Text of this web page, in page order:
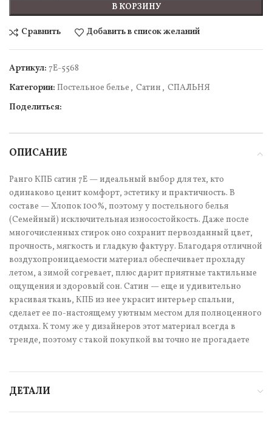
В КОРЗИНУ
Сравнить Добавить в список желаний
Артикул: 7Е-5568
Категории: Постельное белье , Сатин , СПАЛЬНЯ
Поделиться:
ОПИСАНИЕ
Ранго КПБ сатин 7Е — идеальный выбор для тех, кто
одинаково ценит комфорт, эстетику и практичность. В
составе — Хлопок 100%, поэтому у постельного белья
(Семейный) исключительная износостойкость. Даже после
многочисленных стирок оно сохранит первозданный цвет,
прочность, мягкость и гладкую фактуру. Благодаря отличной
воздухопроницаемости материал обеспечивает прохладу
летом, а зимой согревает, плюс дарит приятные тактильные
ощущения и здоровый сон. Сатин — еще и удивительно
красивая ткань, КПБ из нее украсит интерьер спальни,
сделает ее по-настоящему уютным местом для полноценного
отдыха. К тому же у дизайнеров этот материал всегда в
тренде, поэтому с такой покупкой вы точно не прогадаете
ДЕТАЛИ